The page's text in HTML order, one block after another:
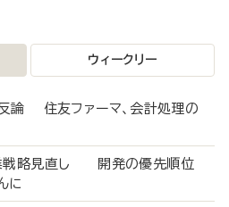
ウィークリー
論 住友ファーマ、会計処理の
業戦略見直し 開発の優先順位
に